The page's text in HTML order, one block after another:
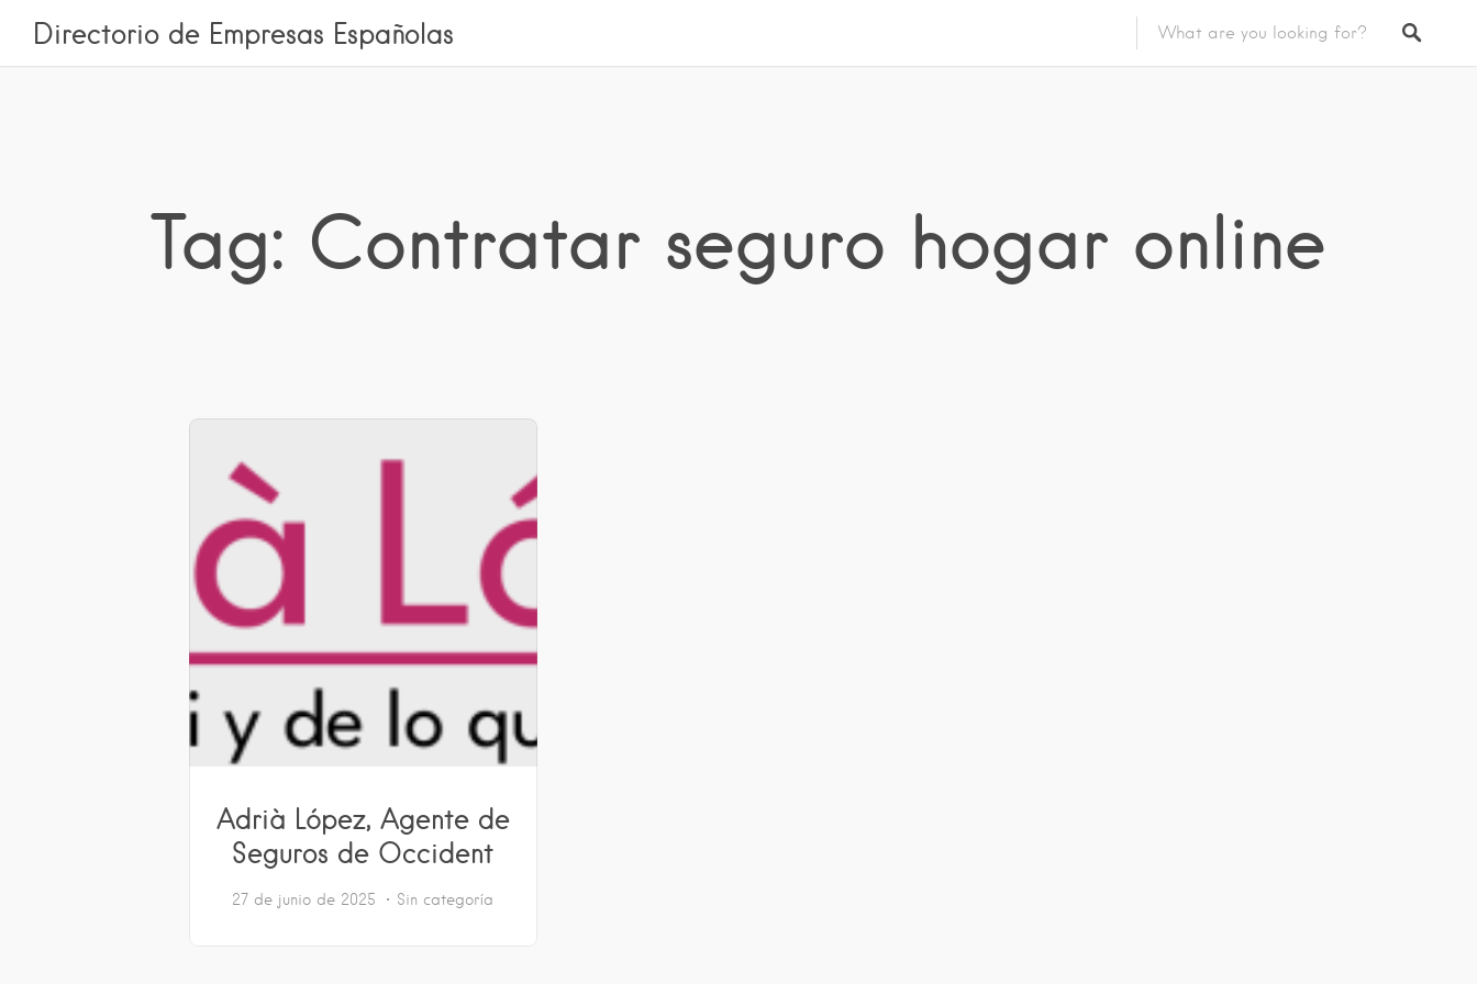
Directorio de Empresas Españolas
Tag: Contratar seguro hogar online
Adrià López, Agente de
Seguros de Occident
27 de junio de 2025 Sin categoría